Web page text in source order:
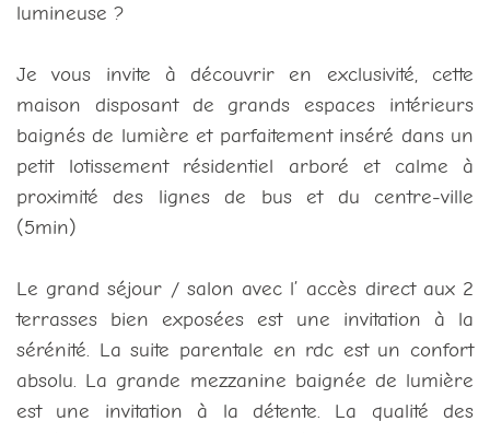
lumineuse ?
Je vous invite à découvrir en exclusivité, cette
maison disposant de grands espaces intérieurs
baignés de lumière et parfaitement inséré dans un
petit lotissement résidentiel arboré et calme à
proximité des lignes de bus et du centre-ville
(5min)
Le grand séjour / salon avec l’ accès direct aux 2
terrasses bien exposées est une invitation à la
sérénité. La suite parentale en rdc est un confort
absolu. La grande mezzanine baignée de lumière
est une invitation à la détente. La qualité des